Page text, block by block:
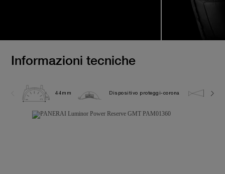
Informazioni tecniche
44mm Dispositivo proteggi-corona